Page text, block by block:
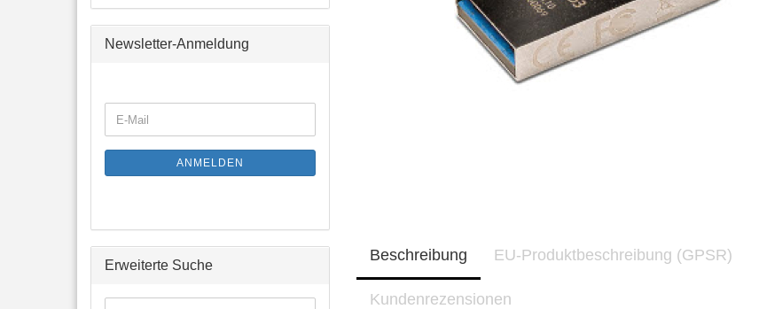
Beschreibung EU-Produktbeschreibung (GPSR)
Kundenrezensionen
Newsletter-Anmeldung
ZUR
E-
Mail
ANMELDEN
Erweiterte Suche